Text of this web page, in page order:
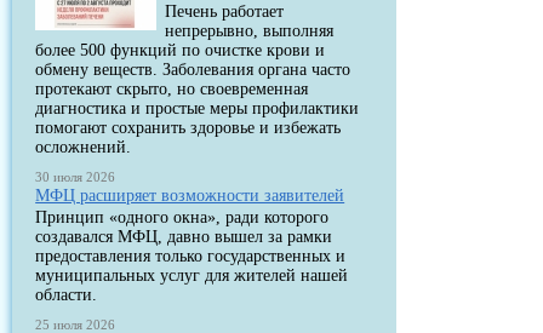
Печень работает
непрерывно, выполняя
более 500 функций по очистке крови и
обмену веществ. Заболевания органа часто
протекают скрыто, но своевременная
диагностика и простые меры профилактики
помогают сохранить здоровье и избежать
осложнений.
30 июля 2026
МФЦ расширяет возможности заявителей
Принцип «одного окна», ради которого
создавался МФЦ, давно вышел за рамки
предоставления только государственных и
муниципальных услуг для жителей нашей
области.
25 июля 2026